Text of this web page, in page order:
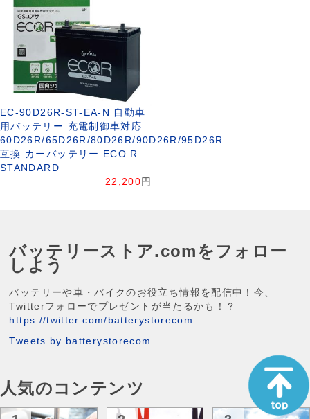
EC-90D26R-ST-EA-N 自動車
用バッテリー 充電制御車対応
60D26R/65D26R/80D26R/90D26R/95D26R
互換 カーバッテリー ECO.R
STANDARD
22,200 円
バッテリーストア.comをフォロー
しよう
バッテリーや車・バイクのお役立ち情報を配信中！今、
Twitterフォローでプレゼントが当たるかも！？
https://twitter.com/batterystorecom
Tweets by batterystorecom
人気のコンテンツ